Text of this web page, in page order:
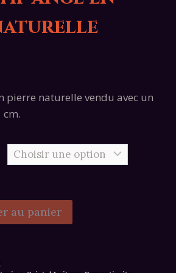
pierre naturelle vendu avec un
cm.
au panier